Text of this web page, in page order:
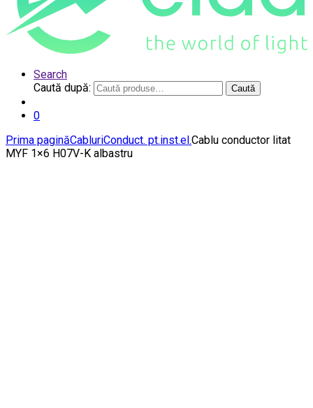
Search
Caută după:
Caută
0
Prima paginăCabluriConduct. pt.inst.el.Cablu conductor litat
MYF 1×6 H07V-K albastru